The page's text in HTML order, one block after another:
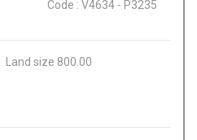
Badezimmer 2